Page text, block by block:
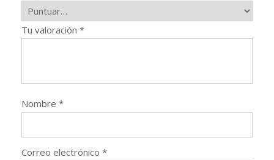
Tu valoración *
Nombre *
Correo electrónico *